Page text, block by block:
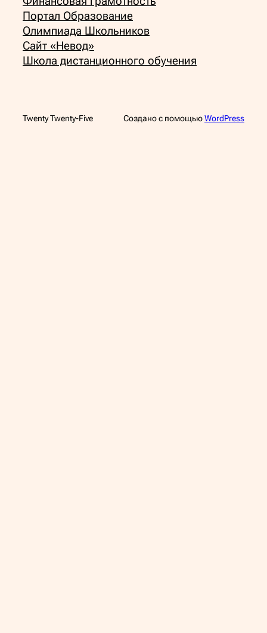
Портал Образование
Олимпиада Школьников
Сайт «Невод»
Школа дистанционного обучения
Twenty Twenty-Five Создано с помощьюWordPress